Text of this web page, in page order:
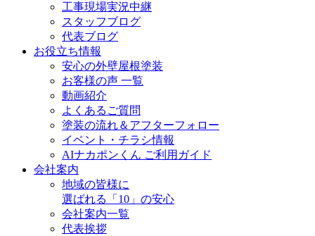
工事現場実況中継
スタッフブログ
代表ブログ
お役立ち情報
安心の外壁屋根塗装
お客様の声 一覧
動画紹介
よくあるご質問
塗装の流れ＆アフターフォロー
イベント・チラシ情報
AIナカポンくん ご利用ガイド
会社案内
地域の皆様に
選ばれる「10」の安心
会社案内一覧
代表挨拶